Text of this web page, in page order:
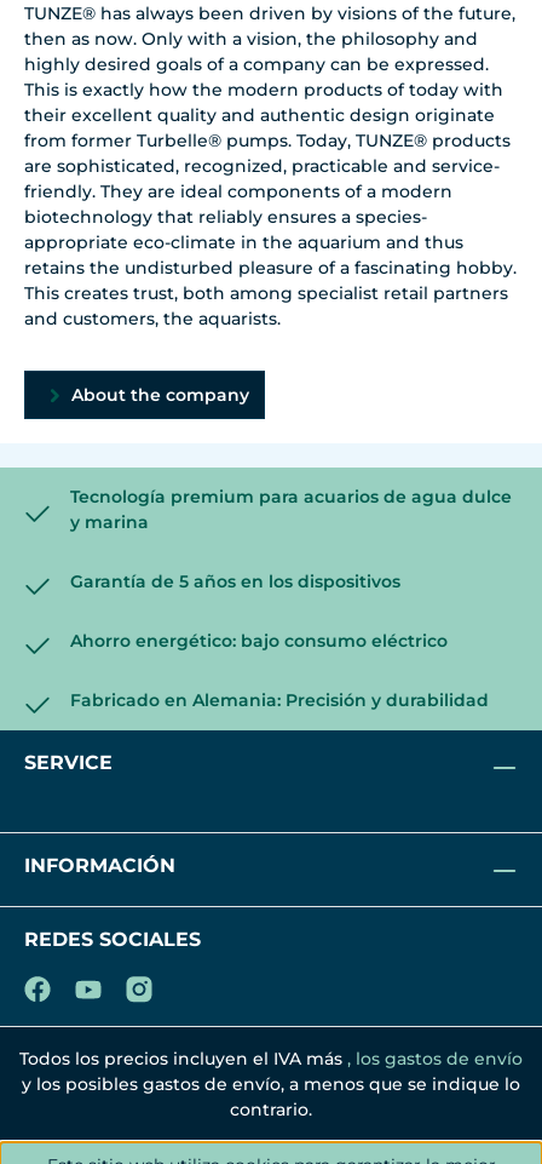
TUNZE® has always been driven by visions of the future,
then as now. Only with a vision, the philosophy and
highly desired goals of a company can be expressed.
This is exactly how the modern products of today with
their excellent quality and authentic design originate
from former Turbelle® pumps. Today, TUNZE® products
are sophisticated, recognized, practicable and service-
friendly. They are ideal components of a modern
biotechnology that reliably ensures a species-
appropriate eco-climate in the aquarium and thus
retains the undisturbed pleasure of a fascinating hobby.
This creates trust, both among specialist retail partners
and customers, the aquarists.
About the company
Tecnología premium para acuarios de agua dulce
y marina
Garantía de 5 años en los dispositivos
Ahorro energético: bajo consumo eléctrico
Fabricado en Alemania: Precisión y durabilidad
SERVICE
INFORMACIÓN
REDES SOCIALES
Todos los precios incluyen el IVA más , los gastos de envío
y los posibles gastos de envío, a menos que se indique lo
contrario.